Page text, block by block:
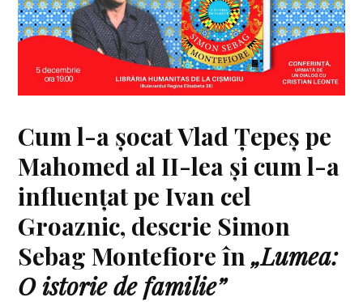
Cum l-a șocat Vlad Țepeș pe
Mahomed al II-lea și cum l-a
influențat pe Ivan cel
Groaznic, descrie Simon
Sebag Montefiore în„Lumea:
O istorie de familie”